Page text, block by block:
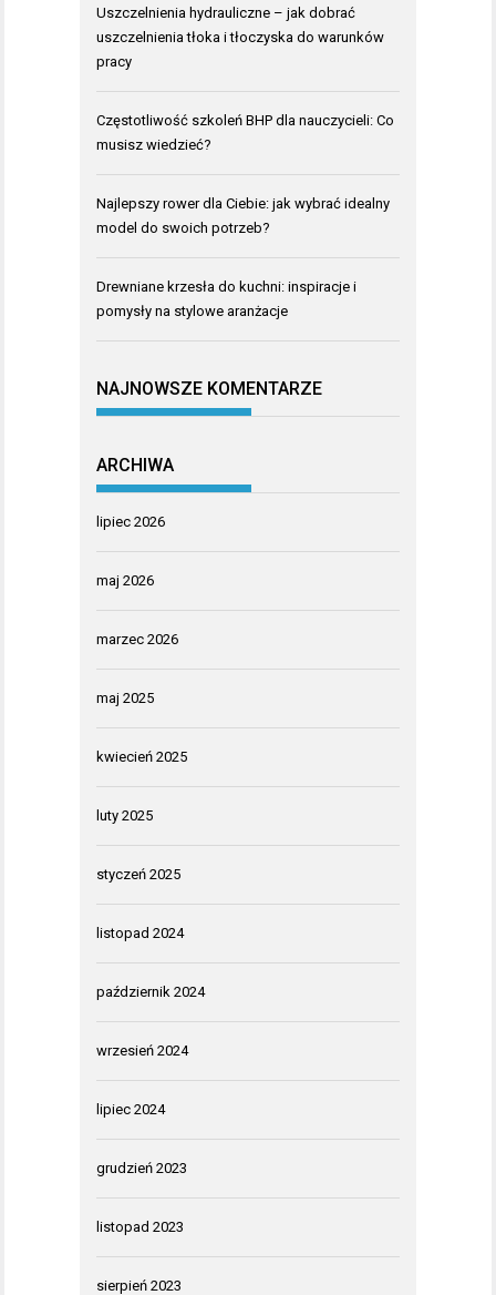
Uszczelnienia hydrauliczne – jak dobrać
uszczelnienia tłoka i tłoczyska do warunków
pracy
Częstotliwość szkoleń BHP dla nauczycieli: Co
musisz wiedzieć?
Najlepszy rower dla Ciebie: jak wybrać idealny
model do swoich potrzeb?
Drewniane krzesła do kuchni: inspiracje i
pomysły na stylowe aranżacje
NAJNOWSZE KOMENTARZE
ARCHIWA
lipiec 2026
maj 2026
marzec 2026
maj 2025
kwiecień 2025
luty 2025
styczeń 2025
listopad 2024
październik 2024
wrzesień 2024
lipiec 2024
grudzień 2023
listopad 2023
sierpień 2023